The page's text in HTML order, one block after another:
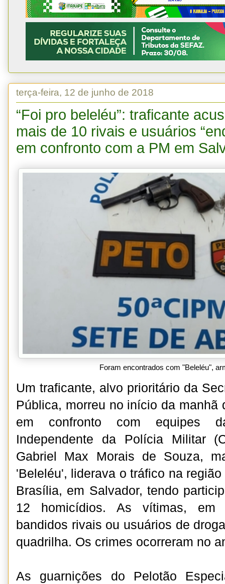
terça-feira, 12 de junho de 2018
“Foi pro beleléu”: traficante
mais de 10 rivais e usuários
em confronto com a PM em
Foram encontrados com "Beleléu",
Um traficante, alvo prioritário da
Pública, morreu no início da manhã
em confronto com equipes
Independente da Polícia Militar
Gabriel Max Morais de Souza,
'Beleléu', liderava o tráfico na
Brasília, em Salvador, tendo
12 homicídios. As vítimas, em
bandidos rivais ou usuários de
quadrilha. Os crimes ocorreram no
As guarnições do Pelotão